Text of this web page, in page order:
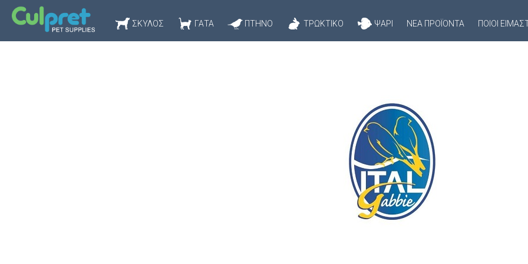
ΣΚΎΛΟΣ ΓΆΤΑ ΠΤΗΝΌ ΤΡΩΚΤΙΚΌ ΨΆΡΙ ΝΈΑ ΠΡΟΪΌΝΤΑ ΠΟΙΟΊ